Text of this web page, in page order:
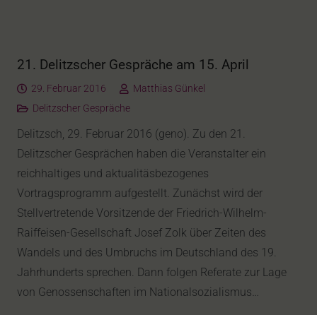
21. Delitzscher Gespräche am 15. April
29. Februar 2016
Matthias Günkel
Delitzscher Gespräche
Delitzsch, 29. Februar 2016 (geno). Zu den 21.
Delitzscher Gesprächen haben die Veranstalter ein
reichhaltiges und aktualitäsbezogenes
Vortragsprogramm aufgestellt. Zunächst wird der
Stellvertretende Vorsitzende der Friedrich-Wilhelm-
Raiffeisen-Gesellschaft Josef Zolk über Zeiten des
Wandels und des Umbruchs im Deutschland des 19.
Jahrhunderts sprechen. Dann folgen Referate zur Lage
von Genossenschaften im Nationalsozialismus…